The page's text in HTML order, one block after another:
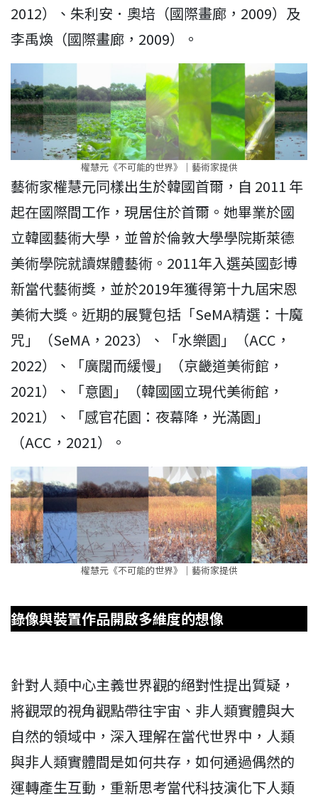
2012）、朱利安．奧培（國際畫廊，2009）及
李禹煥（國際畫廊，2009）。
權慧元《不可能的世界》｜藝術家提供
藝術家權慧元同樣出生於韓國首爾，自 2011 年
起在國際間工作，現居住於首爾。她畢業於國
立韓國藝術大學，並曾於倫敦大學學院斯萊德
美術學院就讀媒體藝術。2011年入選英國彭博
新當代藝術獎，並於2019年獲得第十九屆宋恩
美術大獎。近期的展覽包括「SeMA精選：十魔
咒」（SeMA，2023）、「水樂園」（ACC，
2022）、「廣闊而緩慢」（京畿道美術館，
2021）、「意園」（韓國國立現代美術館，
2021）、「感官花園：夜幕降，光滿園」
（ACC，2021）。
權慧元《不可能的世界》｜藝術家提供
錄像與裝置作品開啟多維度的想像
針對人類中心主義世界觀的絕對性提出質疑，
將觀眾的視角觀點帶往宇宙、非人類實體與大
自然的領域中，深入理解在當代世界中，人類
與非人類實體間是如何共存，如何通過偶然的
運轉產生互動，重新思考當代科技演化下人類